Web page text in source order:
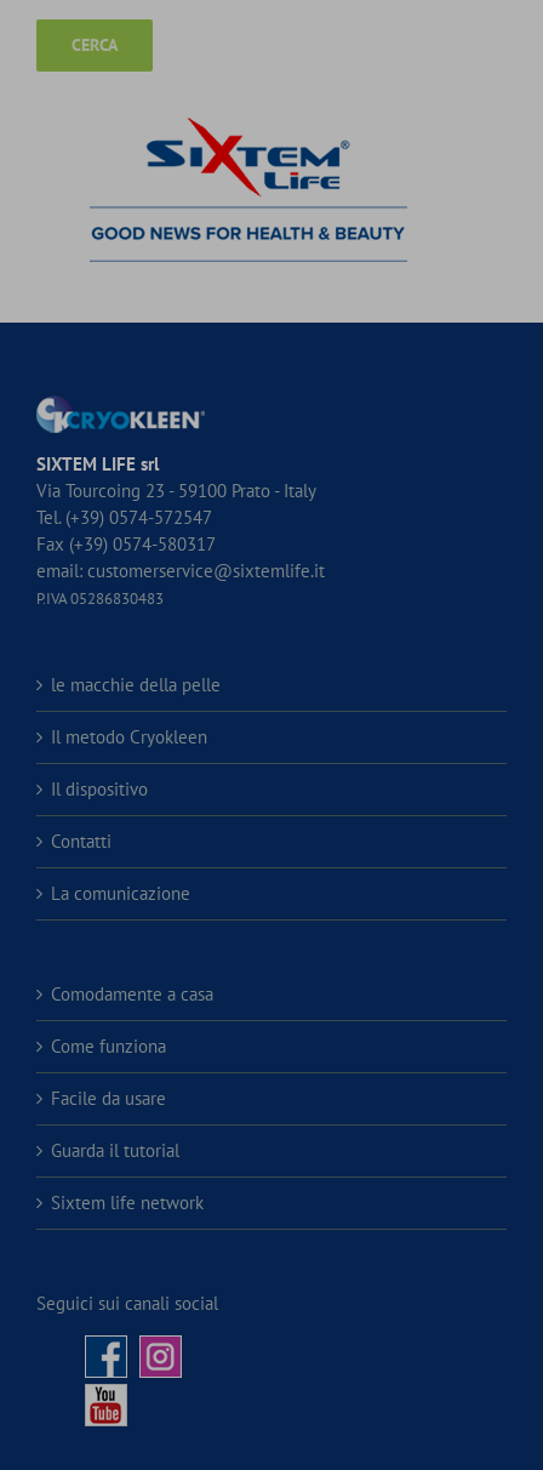
SIXTEM LIFE srl
Via Tourcoing 23 - 59100 Prato - Italy
Tel. (+39) 0574-572547
Fax (+39) 0574-580317
email: customerservice@sixtemlife.it
P.IVA 05286830483
le macchie della pelle
Il metodo Cryokleen
Il dispositivo
Contatti
La comunicazione
Comodamente a casa
Come funziona
Facile da usare
Guarda il tutorial
Sixtem life network
Seguici sui canali social